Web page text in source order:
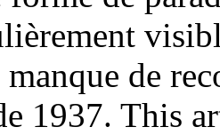
de
1937. This